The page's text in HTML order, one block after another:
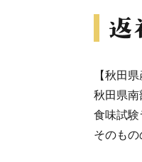
【秋田
秋田県南
食味試験
そのもの